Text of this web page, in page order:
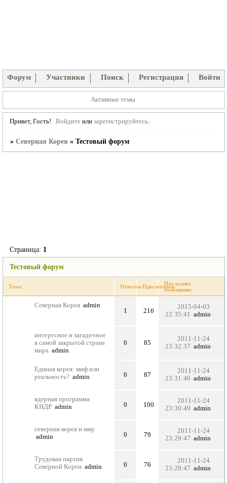
Форум Участники Поиск Регистрация Войти
Активные темы
Привет, Гость! Войдитеили зарегистрируйтесь.
» Северная Корея » Тестовый форум
Тестовый форум
Страница: 1
Тема ОтветовПросмотровПоследнее
сообщение
Северная Корея admin
1 216
2015-04-03
22:35:41
admin
интересное и загадочное
в самой закрытой стране
мира admin
0 85
2011-11-24
23:32:37 admin
Единая корея: миф или
реальность? admin 0 87
2011-11-24
23:31:46 admin
ядерная программа
КНДР admin 0 100
2011-11-24
23:30:49 admin
северная корея и мир
admin
0 79
2011-11-24
23:29:47 admin
Трудовая партия
Северной Кореи admin 0 76
2011-11-24
23:28:47 admin